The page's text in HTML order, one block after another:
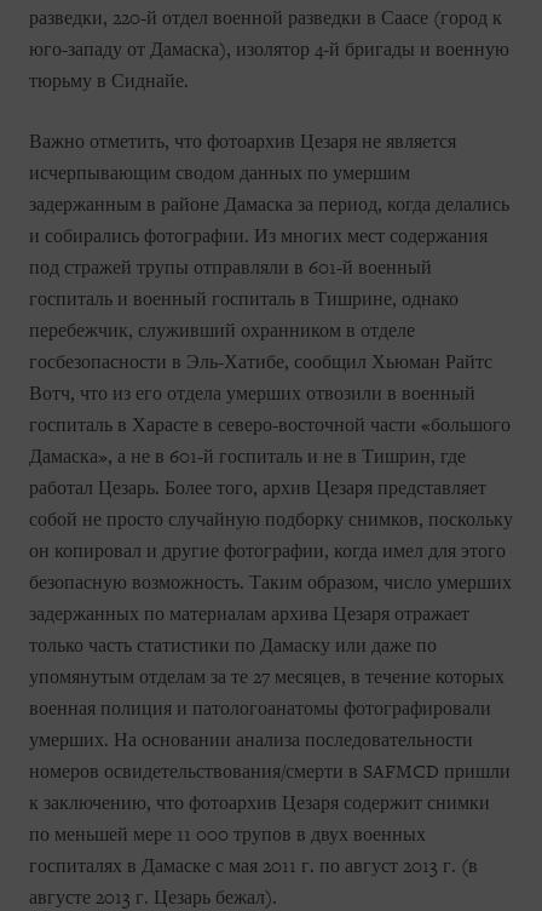
разведки, 220-й отдел военной разведки в Саасе (город к
юго-западу от Дамаска), изолятор 4-й бригады и военную
тюрьму в Сиднайе.
Важно отметить, что фотоархив Цезаря не является
исчерпывающим сводом данных по умершим
задержанным в районе Дамаска за период, когда делались
и собирались фотографии. Из многих мест содержания
под стражей трупы отправляли в 601-й военный
госпиталь и военный госпиталь в Тишрине, однако
перебежчик, служивший охранником в отделе
госбезопасности в Эль-Хатибе, сообщил Хьюман Райтс
Вотч, что из его отдела умерших отвозили в военный
госпиталь в Харасте в северо-восточной части «большого
Дамаска», а не в 601-й госпиталь и не в Тишрин, где
работал Цезарь. Более того, архив Цезаря представляет
собой не просто случайную подборку снимков, поскольку
он копировал и другие фотографии, когда имел для этого
безопасную возможность. Таким образом, число умерших
задержанных по материалам архива Цезаря отражает
только часть статистики по Дамаску или даже по
упомянутым отделам за те 27 месяцев, в течение которых
военная полиция и патологоанатомы фотографировали
умерших. На основании анализа последовательности
номеров освидетельствования/смерти в SAFMCD пришли
к заключению, что фотоархив Цезаря содержит снимки
по меньшей мере 11 000 трупов в двух военных
госпиталях в Дамаске с мая 2011 г. по август 2013 г. (в
августе 2013 г. Цезарь бежал).